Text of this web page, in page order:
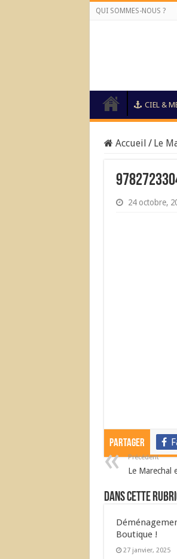
QUI SOMMES-NOUS ?
CIEL &
Accueil / Le
24 octobre,
Partager
Précédent
Le Marechal
Dans cette
Boutique !
27 janvier, 2025